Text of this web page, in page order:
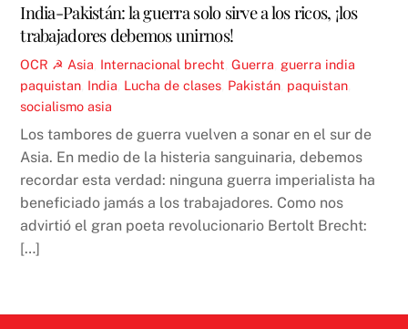
India-Pakistán: la guerra solo sirve a los ricos, ¡los
trabajadores debemos unirnos!
OCR ☭ Asia Internacional brecht ,Guerra guerra india
paquistan India Lucha de clases Pakistán paquistan
socialismo asia
Los tambores de guerra vuelven a sonar en el sur de
Asia. En medio de la histeria sanguinaria, debemos
recordar esta verdad: ninguna guerra imperialista ha
beneficiado jamás a los trabajadores. Como nos
advirtió el gran poeta revolucionario Bertolt Brecht:
[…]